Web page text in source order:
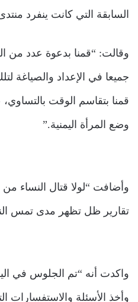
السابقة التي كانت ينفرد
وقالت: “قمنا بدعوة عدد من
قمنا بتقاسم الوقت
وضع المرأة اليمنية.”
وأضافت “لولا قتال النساء
تقارير ظل تظهر مدى تمس
وأخذ الأسئلة والاستفسارات